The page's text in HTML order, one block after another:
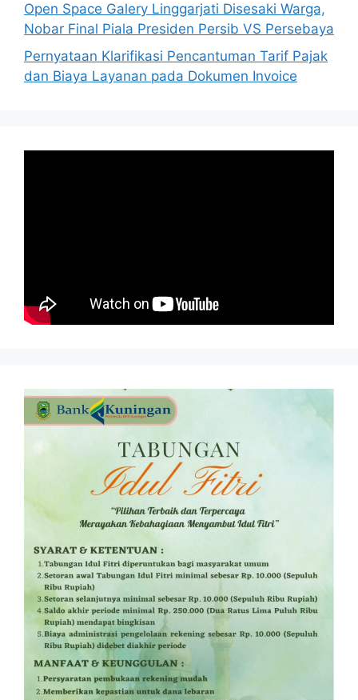
Open Space Galery Linggarjati Disesaki Warga,
Nobar Final Piala Presiden Persib VS Persebaya
Pernyataan Klarifikasi Pencantuman Tarif Pajak
dan Biaya Layanan pada Dokumen Invoice